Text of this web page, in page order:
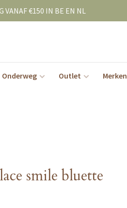
VANAF €150 IN BE EN NL
Onderweg Outlet Merken
smile bluette